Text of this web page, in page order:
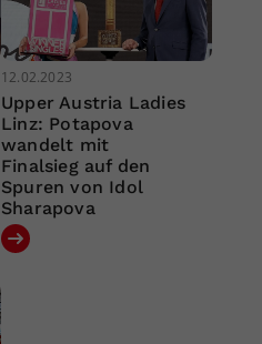
12.02.2023
Upper Austria Ladies
Linz: Potapova
wandelt mit
Finalsieg auf den
Spuren von Idol
Sharapova